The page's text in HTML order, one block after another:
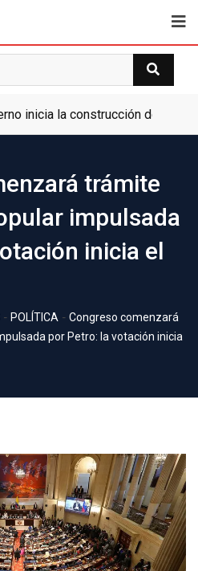
inicia la construcción de la
trámite
impulsada
inicia el
- POLÍTICA - Congreso comenzará
por Petro: la votación inicia